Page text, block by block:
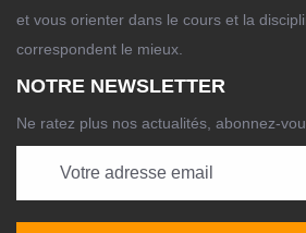
et vous orienter dans le cours et la
correspondent le mieux.
NOTRE NEWSLETTER
Ne ratez plus nos actualités, abonnez-